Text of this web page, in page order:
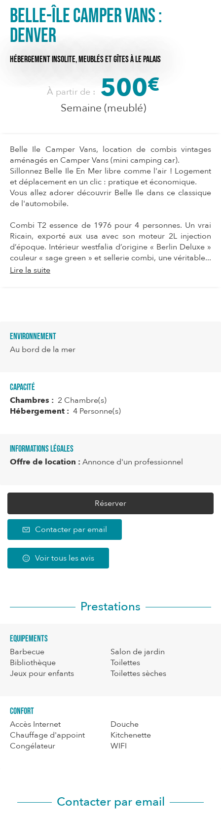
Belle-Île Camper Vans :
Denver
HÉBERGEMENT INSOLITE,MEUBLÉS ET GÎTESÀ LE PALAIS
À partir de : 500€
Semaine (meublé)
Belle Ile Camper Vans, location de combis vintages
aménagés en Camper Vans (mini camping car).
Sillonnez Belle Ile En Mer libre comme l'air ! Logement
et déplacement en un clic : pratique et économique.
Vous allez adorer découvrir Belle Ile dans ce classique
de l'automobile.
Combi T2 essence de 1976 pour 4 personnes. Un vrai
Ricain, exporté aux usa avec son moteur 2L injection
d’époque. Intérieur westfalia d’origine « Berlin Deluxe »
couleur « sage green » et sellerie combi, une véritable...
Lire la suite
Environnement
Au bord de la mer
Capacité
Chambres : 2 Chambre(s)
Hébergement : 4 Personne(s)
Informations légales
Offre de location : Annonce d'un professionnel
Réserver
Contacter par email
Voir tous les avis
Prestations
Equipements
Barbecue
Bibliothèque
Jeux pour enfants
Salon de jardin
Toilettes
Toilettes sèches
Confort
Accès Internet
Chauffage d'appoint
Congélateur
Douche
Kitchenette
WIFI
Contacter par email